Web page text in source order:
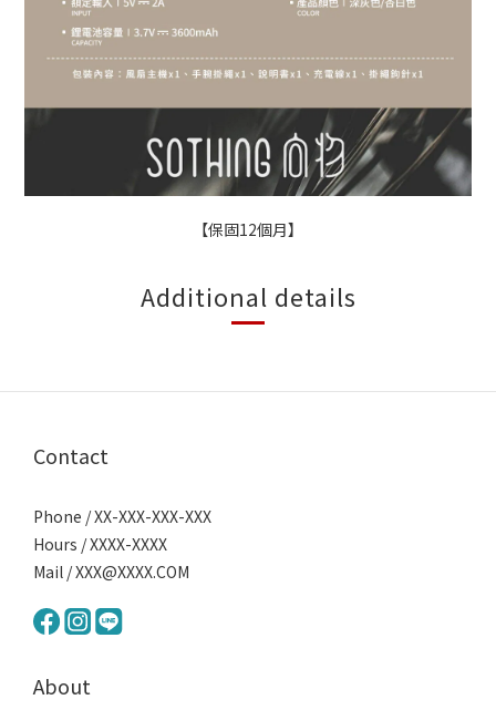
【保固12個月】
Additional details
Contact
Phone / XX-XXX-XXX-XXX
Hours / XXXX-XXXX
Mail / XXX@XXXX.COM
About